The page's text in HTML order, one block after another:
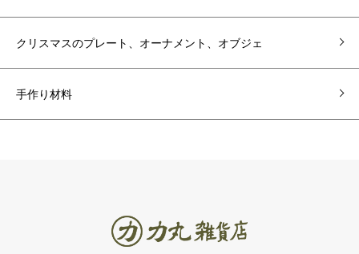
クリスマスのプレート、オーナメント、オブジェ
手作り材料